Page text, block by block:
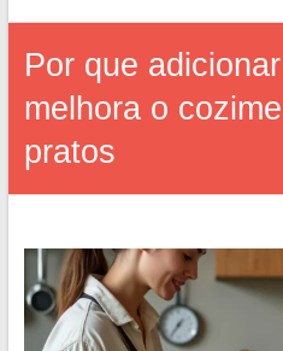
Por que
melhora o
pratos